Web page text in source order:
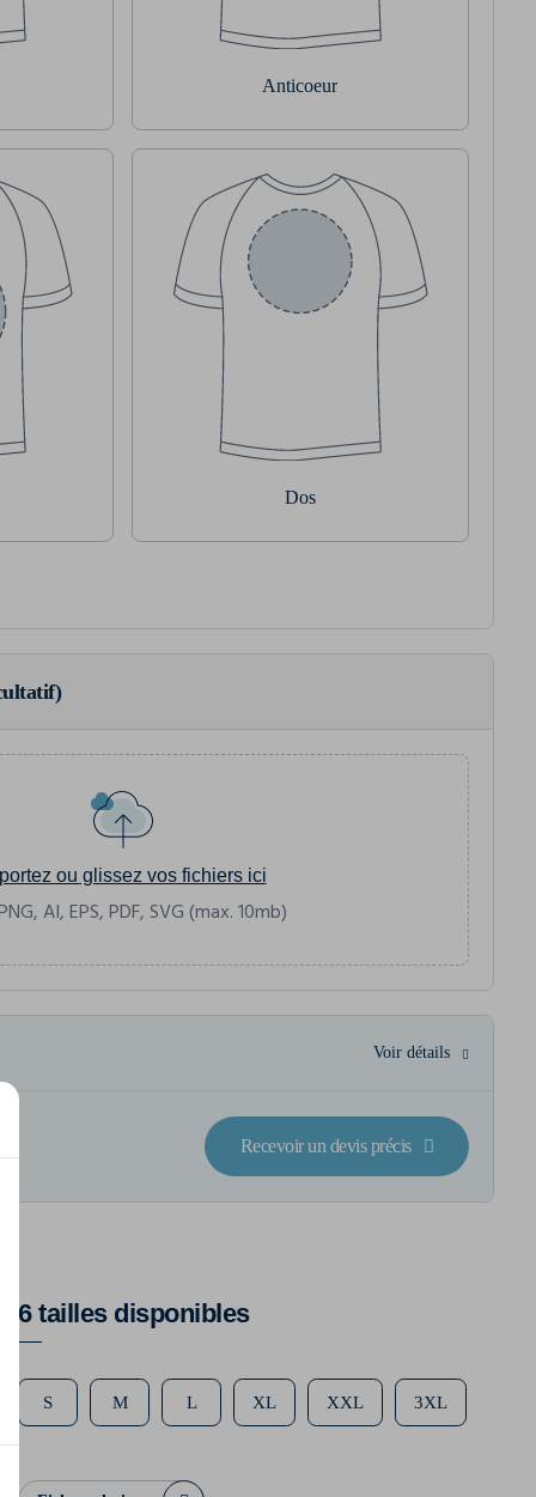
Anticoeur
Dos
ou glissez vos fichiers ici
AI, EPS, PDF, SVG (max. 10mb)
Voir détails
Recevoir un devis précis
6 tailles disponibles
S M L XL XXL 3XL